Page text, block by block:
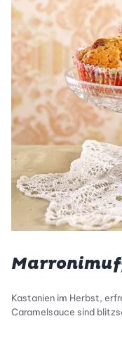
Kastanien im Herbst,
Caramelsauce sind